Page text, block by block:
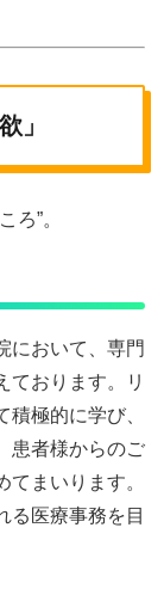
」
ろ”。
において、専門
ております。リ
極的に学び、
患者様からのご
まいります。
る医療事務を目